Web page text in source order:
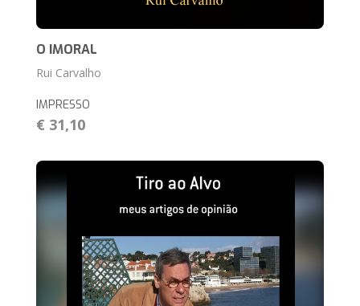
O IMORAL
Rui Carvalho
IMPRESSO
€ 31,10